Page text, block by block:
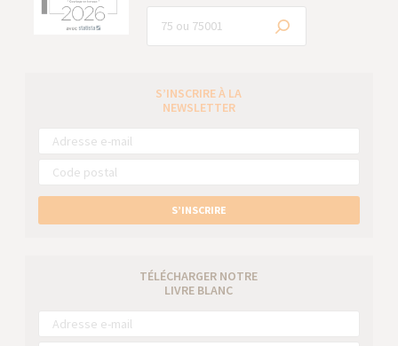
S’INSCRIRE À LA
NEWSLETTER
S’INSCRIRE
TÉLÉCHARGER NOTRE
LIVRE BLANC